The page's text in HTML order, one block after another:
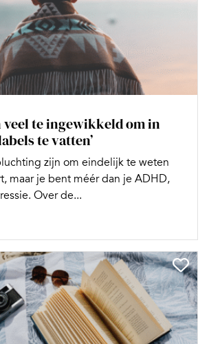
veel te ingewikkeld om in
te vatten’
zijn om eindelijk te weten
maar je bent méér dan je ADHD,
Over de...